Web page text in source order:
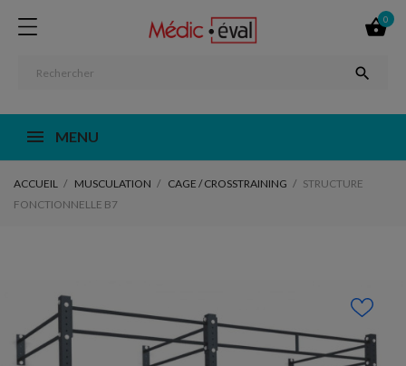

0

MENU
ACCUEIL MUSCULATION CAGE / CROSSTRAINING
STRUCTURE
FONCTIONNELLE B7